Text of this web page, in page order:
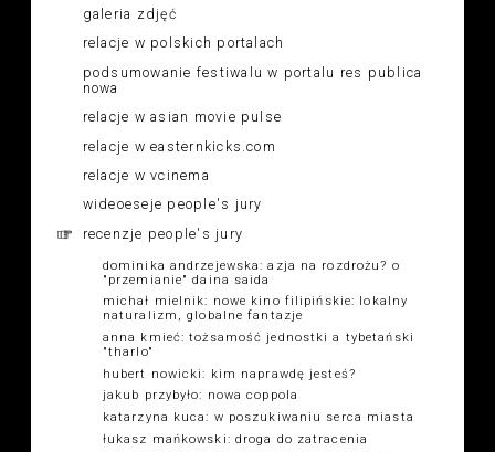
galeria zdjęć
relacje w polskich portalach
podsumowanie festiwalu w portalu res publica
nowa
relacje w asian movie pulse
relacje w easternkicks.com
relacje w vcinema
wideoeseje people's jury
recenzje people's jury
dominika andrzejewska: azja na rozdrożu? o
"przemianie" daina saida
michał mielnik: nowe kino filipińskie: lokalny
naturalizm, globalne fantazje
anna kmieć: tożsamość jednostki a tybetański
"tharlo"
hubert nowicki: kim naprawdę jesteś?
jakub przybyło: nowa coppola
katarzyna kuca: w poszukiwaniu serca miasta
łukasz mańkowski: droga do zatracenia